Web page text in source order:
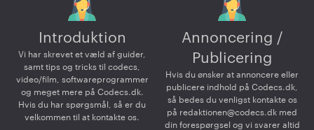
Introduktion
Vi har skrevet et væld af guider,
samt tips og tricks til codecs,
video/film, softwareprogrammer
og meget mere på Codecs.dk.
Hvis du har spørgsmål, så er du
velkommen til at kontakte os.
Annoncering /
Publicering
Hvis du ønsker at annoncere eller
publicere indhold på Codecs.dk,
så bedes du venligst kontakte os
på redaktionen@codecs.dk med
din forespørgsel og vi svarer altid